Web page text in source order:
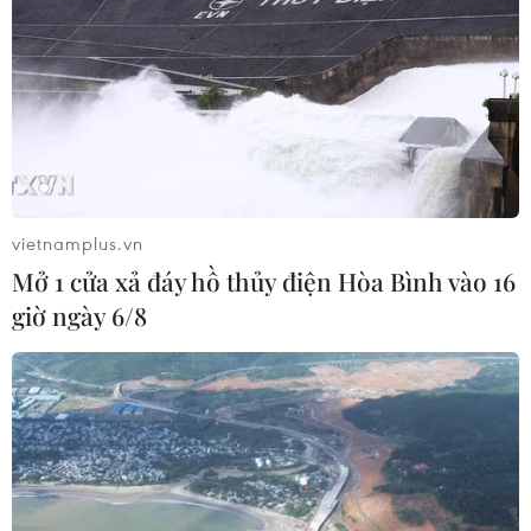
bảo an toàn cho người dân trong bản, theo dõi
chặt chẽ diễn biến mưa lũ để đánh giá các nguy
cơ xảy ra.
Theo ông Nguyễn Thành Đồng, Ủy ban Nhân
dân huyện phối hợp với các cơ quan chuyên
môn của tỉnh Lai Châu đã xuống kiểm tra thực
trên địa bàn. Phương án trước mắt đưa ra là
những hộ bị ảnh hưởng trực tiếp sẽ được xen
ghép vào những khu dân cư hiện có. Về lâu dài
sẽ bố trí nguồn lực, tìm địa điểm thuận lợi để hỗ
trợ dân cư trong khu vực chuyển đến, đảm bảo
an toàn cho người dân.
Không chỉ có điểm dân cư 36 hộ dân ở bản Nậm
Manh, nhiều khu vực khác trên địa bàn huyện
vietnamplus.vn
Mở 1 cửa xả đáy hồ thủy điện Hòa Bình vào 16
giờ ngày 6/8